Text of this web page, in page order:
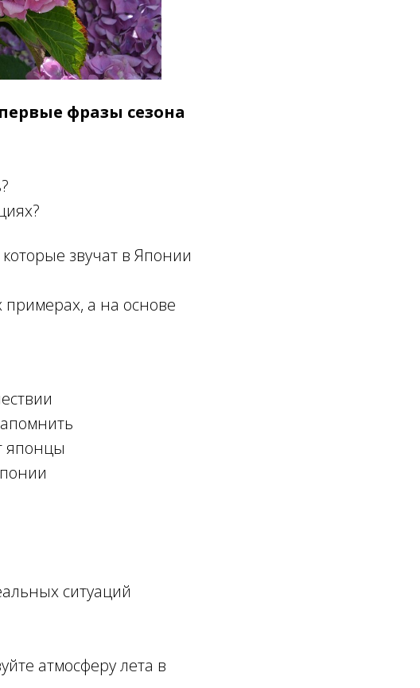
фразы сезона
звучат в Японии
примерах, а на основе
японцы
ситуаций
атмосферу лета в